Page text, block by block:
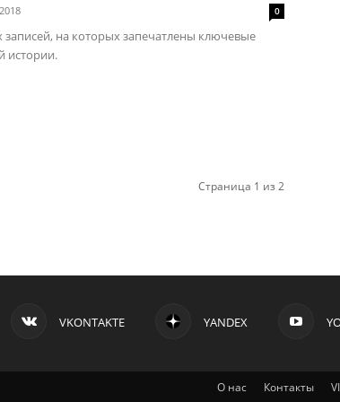
0
записей, на которых запечатлены ключевые
истории.
Страница 1 из 2
VKONTAKTE YANDEX
О нас Контакты